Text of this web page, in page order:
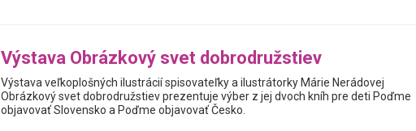
Výstava Obrázkový svet dobrodružstiev
Výstava veľkoplošných ilustrácií spisovateľky a ilustrátorky Márie Nerádovej
Obrázkový svet dobrodružstiev prezentuje výber z jej dvoch kníh pre deti Poďme
objavovať Slovensko a Poďme objavovať Česko.